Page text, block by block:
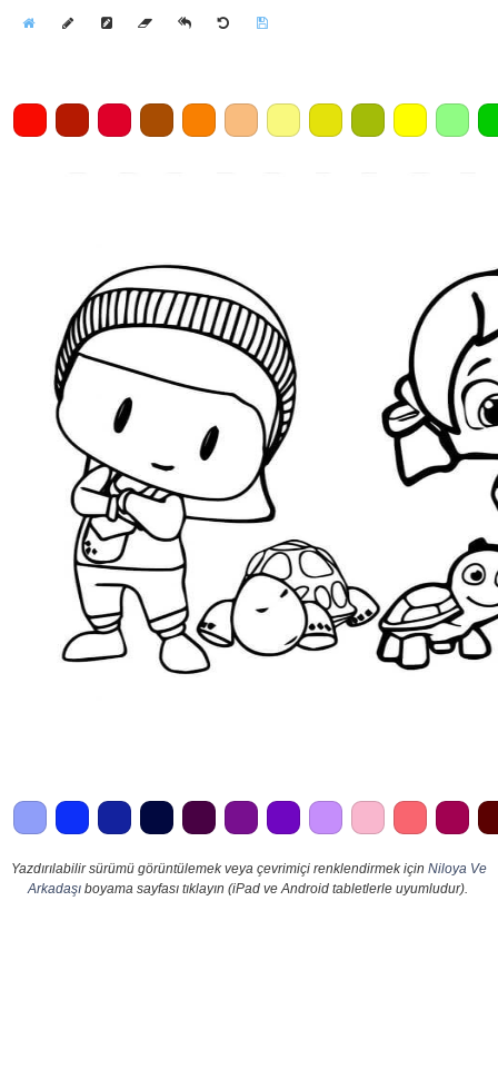
Yazdırılabilir sürümü görüntülemek veya çevrimiçi renklendirmek için Niloya Ve
Arkadaşıboyama sayfası tıklayın (iPad ve Android tabletlerle uyumludur).